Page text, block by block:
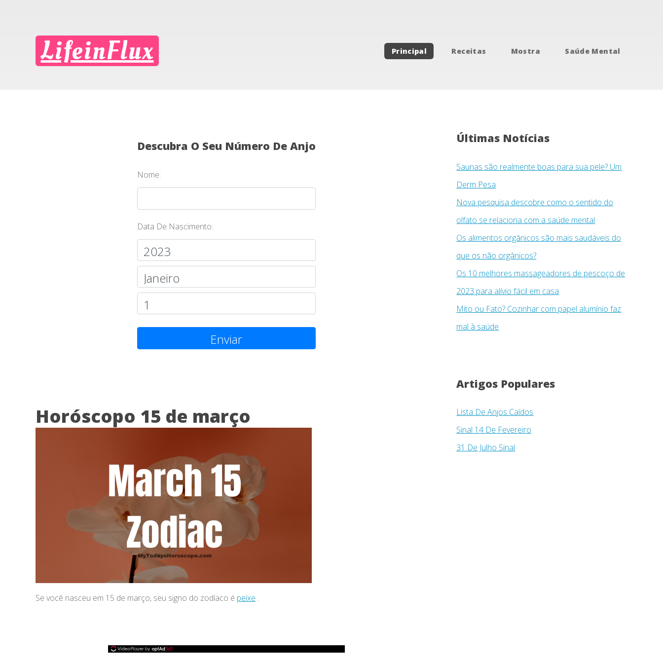
LifeinFlux Principal Receitas Mostra Saúde Mental
Descubra O Seu Número De Anjo
Nome:
Data De Nascimento:
Enviar
Horóscopo 15 de março
Se você nasceu em 15 de março, seu signo do zodíaco é peixe .
Últimas Notícias
Saunas são realmente boas para sua pele? Um
Derm Pesa
Nova pesquisa descobre como o sentido do
olfato se relaciona com a saúde mental
Os alimentos orgânicos são mais saudáveis ​​do
que os não orgânicos?
Os 10 melhores massageadores de pescoço de
2023 para alívio fácil em casa
Mito ou Fato? Cozinhar com papel alumínio faz
mal à saúde
Artigos Populares
Lista De Anjos Caídos
Sinal 14 De Fevereiro
31 De Julho Sinal